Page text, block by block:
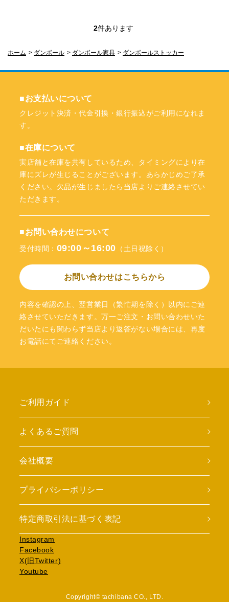
2件あります
ホーム > ダンボール > ダンボール家具 > ダンボールストッカー
■お支払いについて
クレジット決済・代金引換・銀行振込がご利用になれま
す。
■在庫について
実店舗と在庫を共有しているため、タイミングにより在
庫にズレが生じることがございます。あらかじめご了承
ください。欠品が生じましたら当店よりご連絡させてい
ただきます。
■お問い合わせについて
受付時間： 09:00～16:00 （土日祝除く）
お問い合わせはこちらから
内容を確認の上、翌営業日（繁忙期を除く）以内にご連
絡させていただきます。万一ご注文・お問い合わせいた
だいたにも関わらず当店より返答がない場合には、再度
お電話にてご連絡ください。
ご利用ガイド
よくあるご質問
会社概要
プライバシーポリシー
特定商取引法に基づく表記
Instagram
Facebook
X(旧Twitter)
Youtube
Copyright© tachibana CO., LTD.